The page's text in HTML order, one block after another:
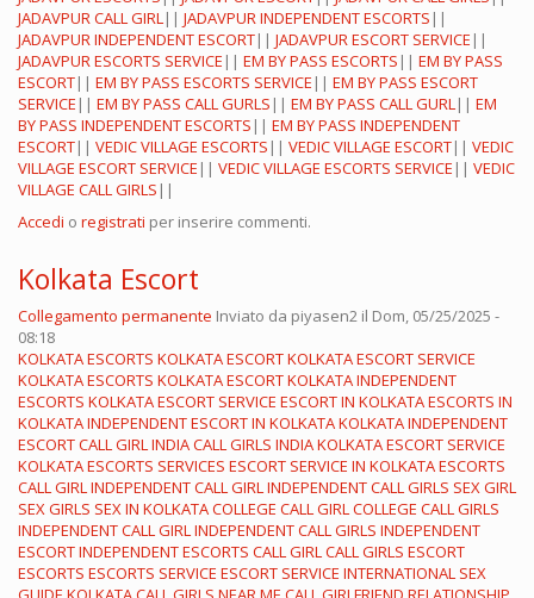
JADAVPUR CALL GIRL|| JADAVPUR INDEPENDENT ESCORTS ||
JADAVPUR INDEPENDENT ESCORT|| JADAVPUR ESCORT SERVICE ||
JADAVPUR ESCORTS SERVICE || EM BY PASS ESCORTS || EM BY PASS
ESCORT|| EM BY PASS ESCORTS SERVICE || EM BY PASS ESCORT
SERVICE || EM BY PASS CALL GURLS || EM BY PASS CALL GURL|| EM
BY PASS INDEPENDENT ESCORTS || EM BY PASS INDEPENDENT
ESCORT|| VEDIC VILLAGE ESCORTS || VEDIC VILLAGE ESCORT|| VEDIC
VILLAGE ESCORT SERVICE || VEDIC VILLAGE ESCORTS SERVICE || VEDIC
VILLAGE CALL GIRLS ||
Accedi o registrati per inserire commenti.
Kolkata Escort
Collegamento permanente Inviato da piyasen2 il Dom, 05/25/2025 -
08:18
KOLKATA ESCORTS KOLKATA ESCORTKOLKATA ESCORT SERVICE
KOLKATA ESCORTS KOLKATA ESCORTKOLKATA INDEPENDENT
ESCORTS KOLKATA ESCORT SERVICE ESCORT IN KOLKATAESCORTS IN
KOLKATAINDEPENDENT ESCORT IN KOLKATAKOLKATA INDEPENDENT
ESCORTCALL GIRL INDIACALL GIRLS INDIAKOLKATA ESCORT SERVICE
KOLKATA ESCORTS SERVICES ESCORT SERVICE IN KOLKATAESCORTS
CALL GIRLINDEPENDENT CALL GIRLINDEPENDENT CALL GIRLS SEX GIRL
SEX GIRLS SEX IN KOLKATACOLLEGE CALL GIRLCOLLEGE CALL GIRLS
INDEPENDENT CALL GIRLINDEPENDENT CALL GIRLS INDEPENDENT
ESCORTINDEPENDENT ESCORTS CALL GIRLCALL GIRLS ESCORT
ESCORTS ESCORTS SERVICE ESCORT SERVICE INTERNATIONAL SEX